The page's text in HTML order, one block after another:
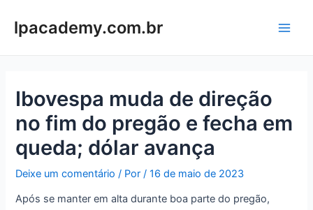
paralpacademy.com.br
Ibovespa muda de direção
no fim do pregão e fecha em
queda; dólar avança
Deixe um comentário / Por/16 de maio de 2023
Após se manter em alta durante boa parte do pregão,